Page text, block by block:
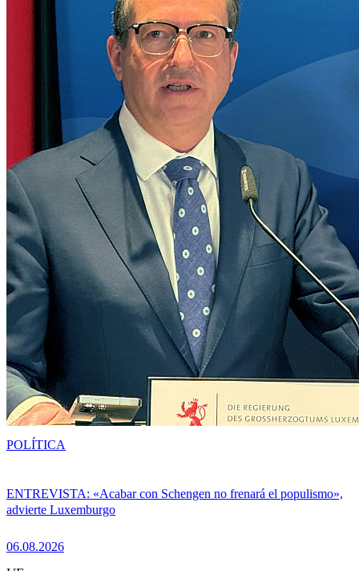
ENTREVISTA: «Acabar con Schengen no frenará el populismo»,
advierte Luxemburgo
06.08.2026
POLÍTICA